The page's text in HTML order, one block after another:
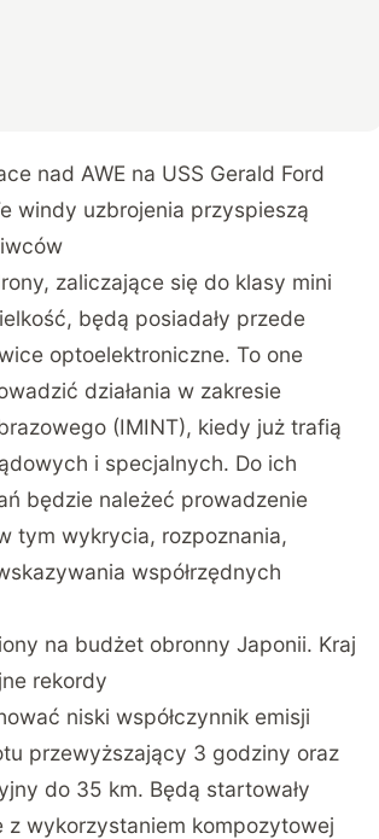
nad AWE na USS Gerald Ford
windy uzbrojenia przyspieszą
zaliczające się do klasy mini
będą posiadały przede
optoelektroniczne. To one
działania w zakresie
(IMINT), kiedy już trafią
i specjalnych. Do ich
będzie należeć prowadzenie
tym wykrycia, rozpoznania,
współrzędnych
na budżet obronny Japonii. Kraj
rekordy
niski współczynnik emisji
przewyższający 3 godziny oraz
do 35 km. Będą startowały
z wykorzystaniem kompozytowej